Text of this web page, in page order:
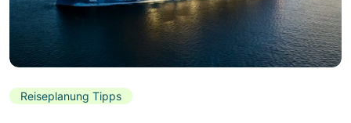
Reiseplanung Tipps